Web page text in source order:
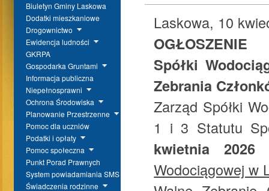
Biuletyn Gminy Laskowa
Dodatki mieszkaniowe
Drogownictwo
Ewidencja ludności
GKRPA
Gospodarka Gruntami
Informacja publiczna
Niepełnosprawni
Ochrona Środowiska
Planowanie Przestrzenne
Pomoc dla uczniów
Podatki i opłaty
Pomoc społeczna
Punkt Porad Prawnych
System powiadamiania SMS
Świadczenia rodzinne
Laskowa, 10
OGŁOSZENIE
Spółki
Zebrania
Zarząd Spółki
1 i 3 Statutu
kwietnia 2026
Wodociągowej w